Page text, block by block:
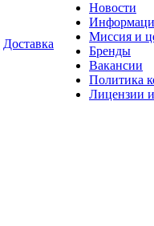
Доставка
Новости
Миссия и
Бренды
Вакансии
Политика
Лицензии